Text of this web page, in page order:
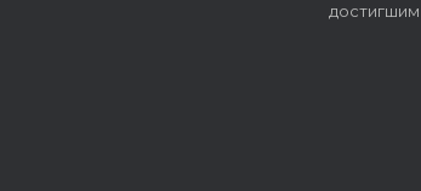
достигшим